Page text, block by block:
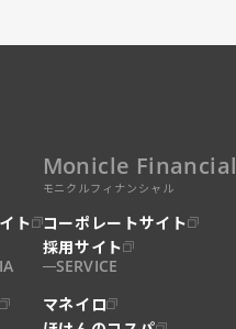
ト
Monicle Financial
モニクルフィナンシャル
コーポレートサイト
採用サイト
SERVICE
マネイロ